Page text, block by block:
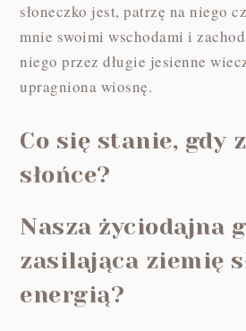
słoneczko jest, patrzę na niego
mnie swoimi wschodami i
niego przez długie jesienne
upragniona wiosnę.
Co się stanie, gdy
słońce?
Nasza życiodajna
zasilająca ziemię
energią?